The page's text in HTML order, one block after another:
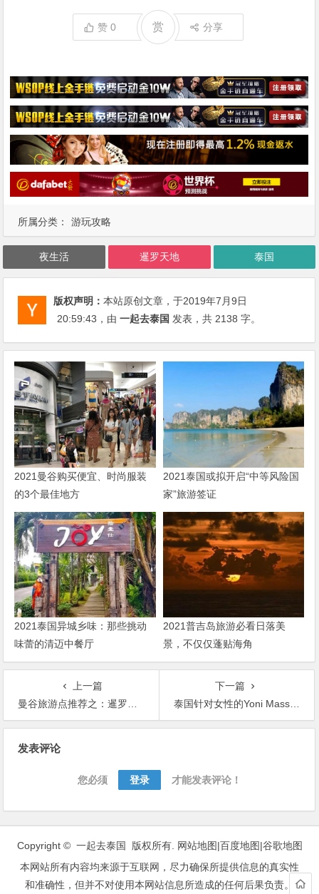
所属分类： 游玩攻略
赞0 赏 分享
夜生活 暹罗天地 泰国
版权声明：本站原创文章，于2019年7月9日
20:59:43 ，由一起去泰国 发表，共 2138 字。
2021曼谷购买便宜、时尚服装
的3个最佳地方
2021泰国或拟开启“中等风险国
家”旅游签证
2021泰国异城乡味：那些挑动
味蕾的清迈中餐厅
2021普吉岛旅游必看日落美
景，不仅仅蓬贴海角
上一篇
曼谷旅游点推荐之：暹罗天地，满足你吃美食、逛水上市场和购买手信的行程
下一篇
泰国针对女性的Yoni Massage治疗按摩
发表评论
您必须 登录 才能发表评论！
Copyright © 一起去泰国 版权所有. 网站地图|百度地图|谷歌地图
本网站所有内容均来源于互联网，尽力确保所提供信息的真实性
和准确性，但并不对使用本网站信息所造成的任何后果负责。